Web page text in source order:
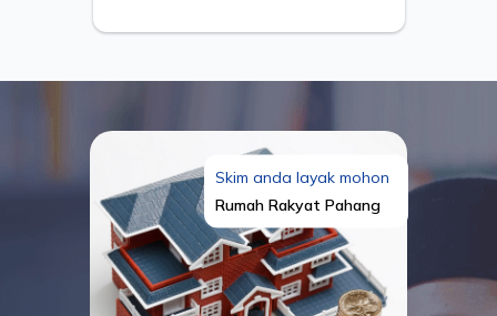
Skim anda layak mohon
Rumah Rakyat Pahang